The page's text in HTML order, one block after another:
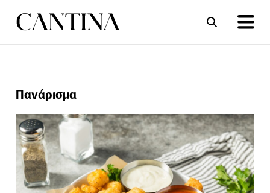
Πανάρισμα